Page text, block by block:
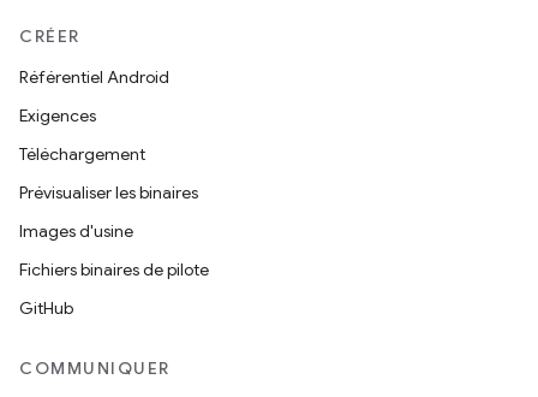
CRÉER
Référentiel Android
Exigences
Téléchargement
Prévisualiser les binaires
Images d'usine
Fichiers binaires de pilote
GitHub
COMMUNIQUER